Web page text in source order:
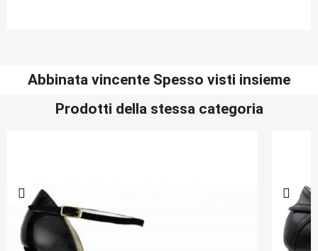
Abbinata vincente Spesso visti insieme
Prodotti della stessa categoria